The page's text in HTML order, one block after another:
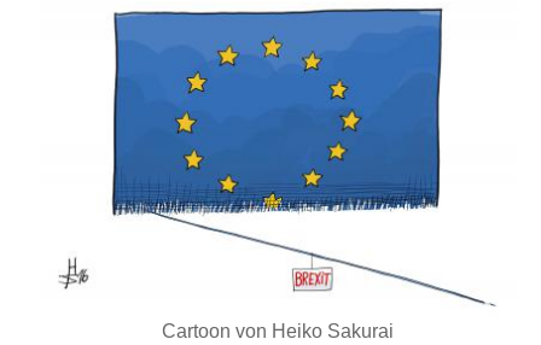
Cartoon von Heiko Sakurai